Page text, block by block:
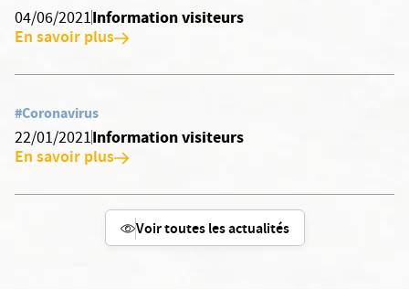
04/06/2021Information visiteurs
En savoir plus
#Coronavirus
22/01/2021Information visiteurs
En savoir plus
Voir toutes les actualités